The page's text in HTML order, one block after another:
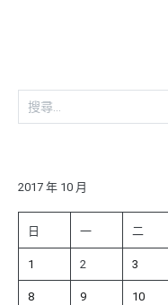
搜
尋
字:
2017 年 10 月
日 一 二
1 2 3
8 9 10